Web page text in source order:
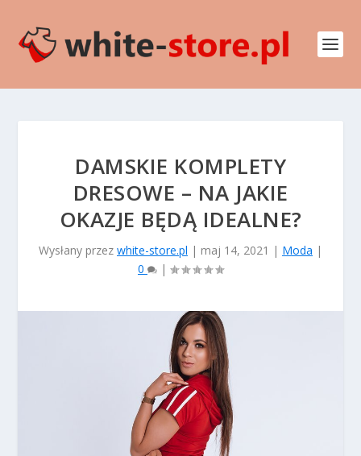
DAMSKIE KOMPLETY
DRESOWE – NA JAKIE
OKAZJE BĘDĄ IDEALNE?
Wysłany przez white-store.pl | maj 14, 2021 | Moda |
0
|